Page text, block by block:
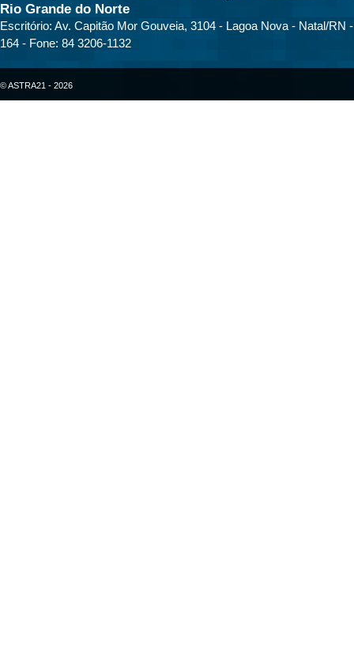
Rio Grande do Norte
Escritório: Av. Capitão Mor Gouveia, 3104 - Lagoa Nova - Natal/RN
164 - Fone: 84 3206-1132
© ASTRA21 - 2026